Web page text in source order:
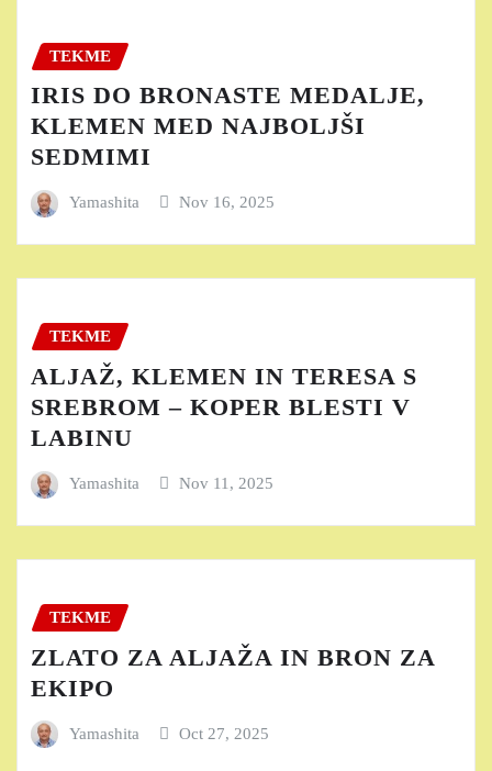
TEKME
IRIS DO BRONASTE MEDALJE,
KLEMEN MED NAJBOLJŠI
SEDMIMI
Yamashita Nov 16, 2025
TEKME
ALJAŽ, KLEMEN IN TERESA S
SREBROM – KOPER BLESTI V
LABINU
Yamashita Nov 11, 2025
TEKME
ZLATO ZA ALJAŽA IN BRON ZA
EKIPO
Yamashita Oct 27, 2025